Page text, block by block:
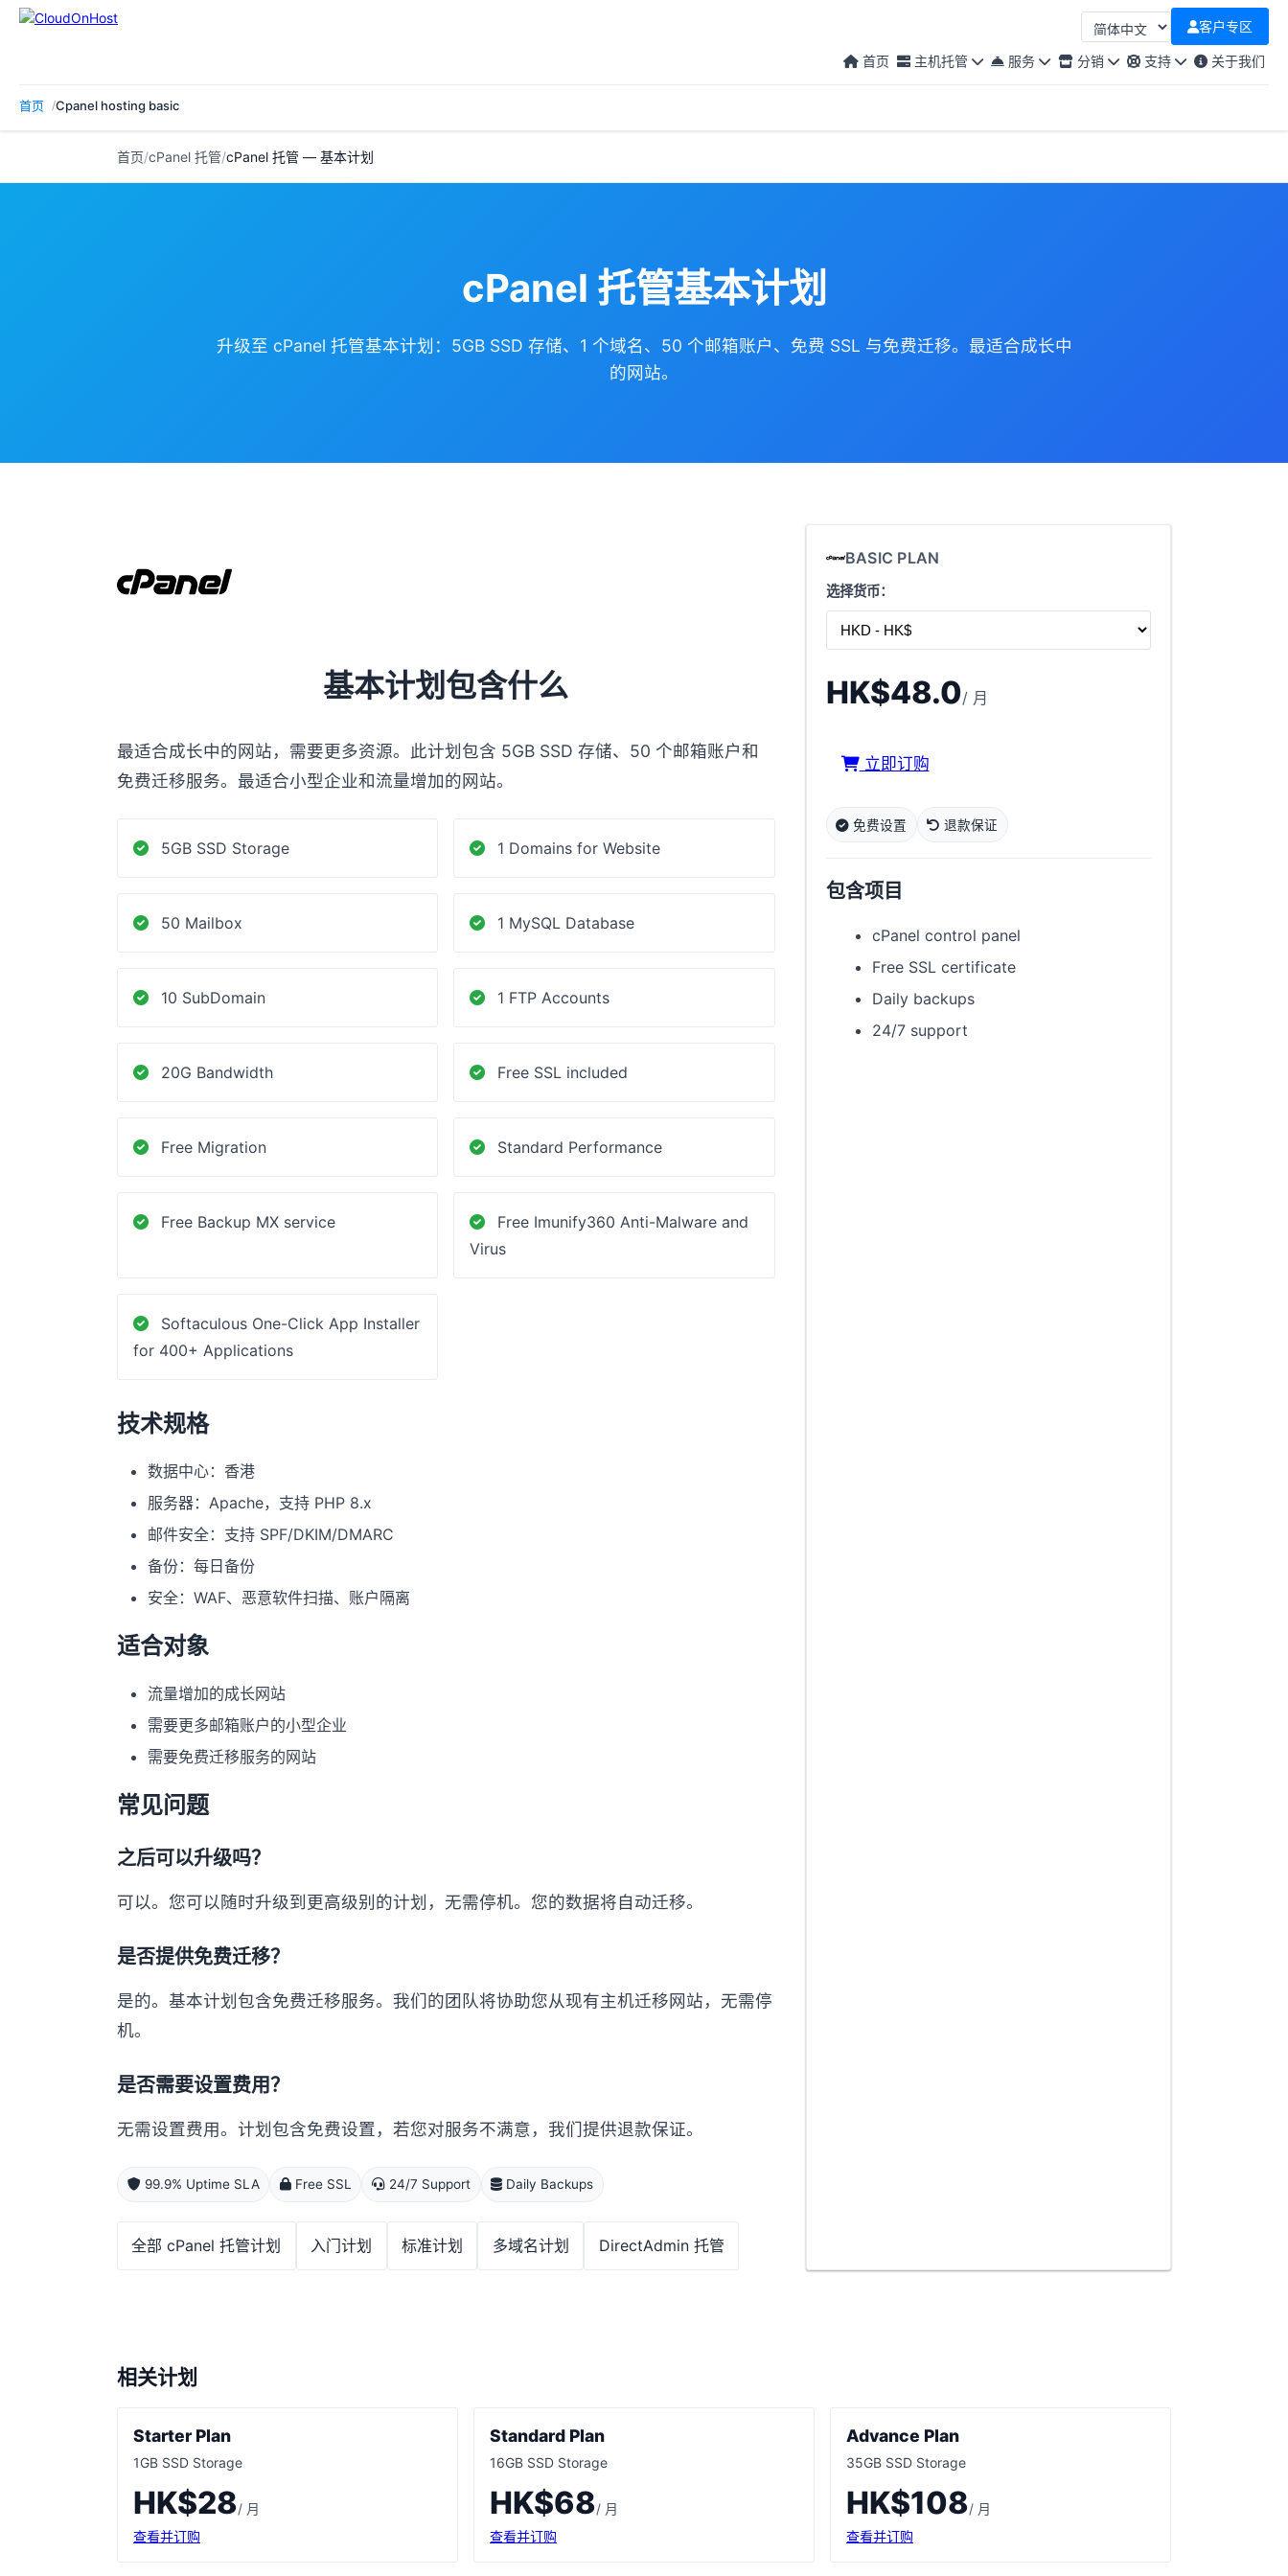
首页 主机托管 服务 分销 支持 关于我们
首页 Cpanel hosting basic
选择语言
客户专区
首页/cPanel 托管/cPanel 托管 — 基本计划
cPanel 托管基本计划
升级至 cPanel 托管基本计划：5GB SSD 存储、1 个域名、50 个邮箱账户、免费 SSL 与免费迁移。最适合成长中
的网站。
基本计划包含什么
最适合成长中的网站，需要更多资源。此计划包含 5GB SSD 存储、50 个邮箱账户和
免费迁移服务。最适合小型企业和流量增加的网站。
5GB SSD Storage 1 Domains for Website
50 Mailbox 1 MySQL Database
10 SubDomain 1 FTP Accounts
20G Bandwidth Free SSL included
Free Migration Standard Performance
Free Backup MX service
Free Imunify360 Anti-Malware and
Virus
Softaculous One-Click App Installer
for 400+ Applications
技术规格
数据中心：香港
服务器：Apache，支持 PHP 8.x
邮件安全：支持 SPF/DKIM/DMARC
备份：每日备份
安全：WAF、恶意软件扫描、账户隔离
适合对象
流量增加的成长网站
需要更多邮箱账户的小型企业
需要免费迁移服务的网站
常见问题
之后可以升级吗？
可以。您可以随时升级到更高级别的计划，无需停机。您的数据将自动迁移。
是否提供免费迁移？
是的。基本计划包含免费迁移服务。我们的团队将协助您从现有主机迁移网站，无需停
机。
是否需要设置费用？
无需设置费用。计划包含免费设置，若您对服务不满意，我们提供退款保证。
99.9% Uptime SLA Free SSL 24/7 Support Daily Backups
全部 cPanel 托管计划 入门计划 标准计划 多域名计划 DirectAdmin 托管
BASIC PLAN
选择货币：
HK$48.0/ 月
立即订购
免费设置 退款保证
包含项目
cPanel control panel
Free SSL certificate
Daily backups
24/7 support
相关计划
Starter Plan
1GB SSD Storage
HK$28/ 月
查看并订购
Standard Plan
16GB SSD Storage
HK$68/ 月
查看并订购
Advance Plan
35GB SSD Storage
HK$108/ 月
查看并订购